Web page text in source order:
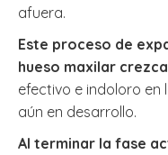
afuera.
Este proceso de
hueso maxilar
efectivo e indoloro en
aún en desarrollo.
Al terminar la fase